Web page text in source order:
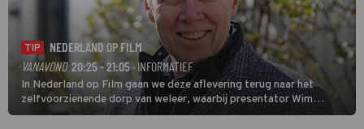
TIP
NEDERLAND OP FILM
VANAVOND 20:25 - 21:05· INFORMATIEF
In Nederland op Film gaan we deze aflevering terug naar het
zelfvoorzienende dorp van weleer, waarbij presentator Wim
Daniëls de kijkers meeneemt op reis door de tijd aan de hand van